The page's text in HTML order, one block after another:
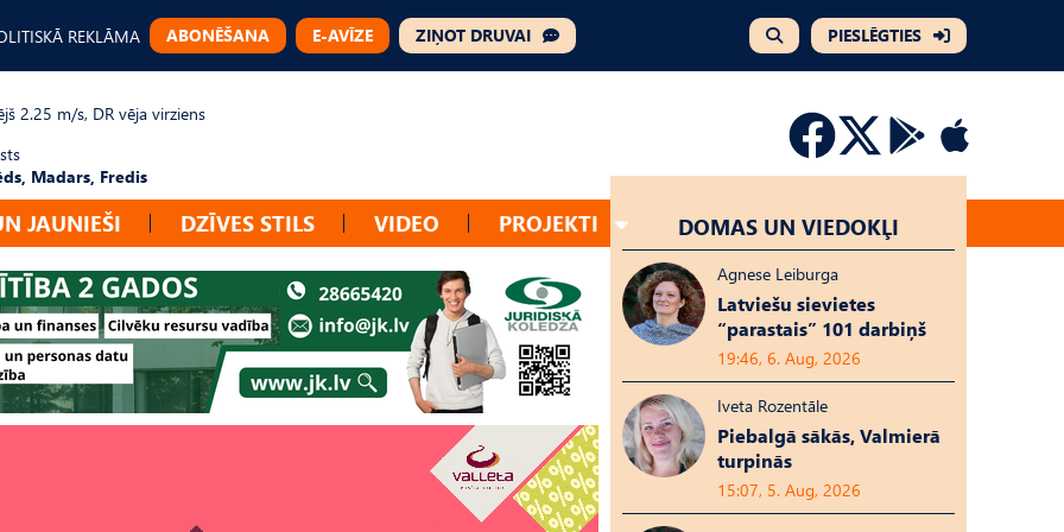
REKLĀMA ABONĒŠANA E-AVĪZE ZIŅOT DRUVAI PIESLĒGTIES
2.25 m/s, DR vēja virziens
Madars, Fredis
JAUNIEŠI DZĪVES STILS VIDEO PROJEKTI DOMAS UN VIEDOKĻI
Agnese Leiburga
Latviešu sievietes
“parastais” 101 darbiņš
19:46, 6. Aug, 2026
Iveta Rozentāle
Piebalgā sākās, Valmierā
turpinās
15:07, 5. Aug, 2026